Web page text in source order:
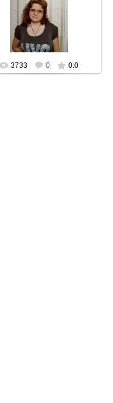
06.08.2012
Рыжий=^_^=Кот
3733 0 0.0